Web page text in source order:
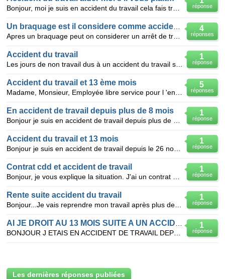
réponse
4
réponses
1
réponse
Accident du travail
5
réponses
Accident du travail et 13 ème mois
1
réponse
En accident de travail depuis plus de 8 mois
1
réponse
Accident du travail et 13 mois
1
réponse
Contrat cdd et accident de travail
1
réponse
Rente suite accident du travail
1
réponse
Les dernières réponses publiées